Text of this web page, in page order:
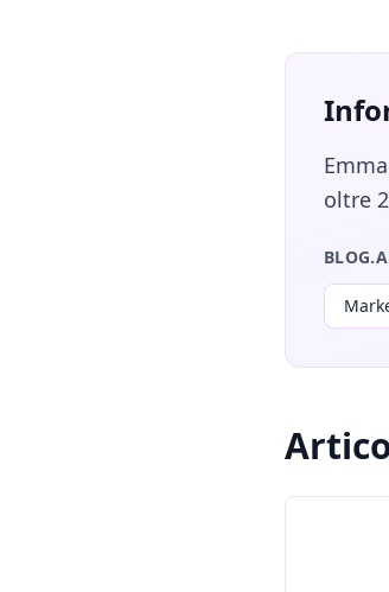
oltre